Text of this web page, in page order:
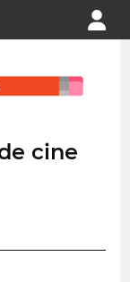
cine